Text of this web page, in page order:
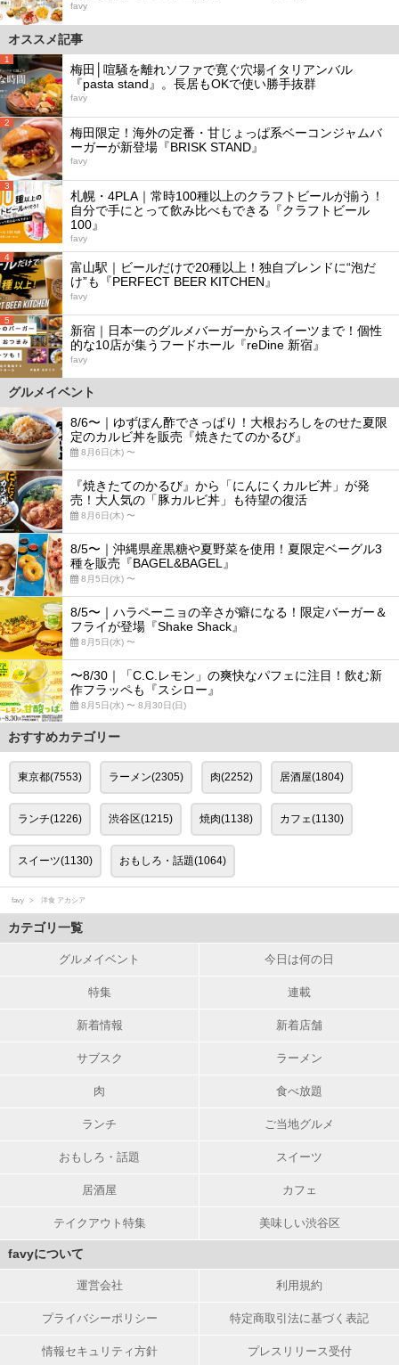
favy
オススメ記事
1
梅田│喧騒を離れソファで寛ぐ穴場イタリアンバル
『pasta stand』。長居もOKで使い勝手抜群
favy
2
梅田限定！海外の定番・甘じょっぱ系ベーコンジャムバ
ーガーが新登場『BRISK STAND』
favy
3
札幌・4PLA｜常時100種以上のクラフトビールが揃う！
自分で手にとって飲み比べもできる『クラフトビール
100』
favy
4
富山駅｜ビールだけで20種以上！独自ブレンドに“泡だ
け”も『PERFECT BEER KITCHEN』
favy
5
新宿｜日本一のグルメバーガーからスイーツまで！個性
的な10店が集うフードホール『reDine 新宿』
favy
グルメイベント
8/6〜｜ゆずぽん酢でさっぱり！大根おろしをのせた夏限
定のカルビ丼を販売『焼きたてのかるび』
8月6日(木) 〜
『焼きたてのかるび』から「にんにくカルビ丼」が発
売！大人気の「豚カルビ丼」も待望の復活
8月6日(木) 〜
8/5〜｜沖縄県産黒糖や夏野菜を使用！夏限定ベーグル3
種を販売『BAGEL&BAGEL』
8月5日(水) 〜
8/5〜｜ハラペーニョの辛さが癖になる！限定バーガー＆
フライが登場『Shake Shack』
8月5日(水) 〜
〜8/30｜「C.C.レモン」の爽快なパフェに注目！飲む新
作フラッペも『スシロー』
8月5日(水) 〜 8月30日(日)
おすすめカテゴリー
東京都(7553) ラーメン(2305) 肉(2252) 居酒屋(1804)
ランチ(1226) 渋谷区(1215) 焼肉(1138) カフェ(1130)
スイーツ(1130) おもしろ・話題(1064)
favy 洋食 アカシア
カテゴリ一覧
グルメイベント 今日は何の日
特集 連載
新着情報 新着店舗
サブスク ラーメン
肉 食べ放題
ランチ ご当地グルメ
おもしろ・話題 スイーツ
居酒屋 カフェ
テイクアウト特集 美味しい渋谷区
favyについて
運営会社 利用規約
プライバシーポリシー 特定商取引法に基づく表記
情報セキュリティ方針 プレスリリース受付